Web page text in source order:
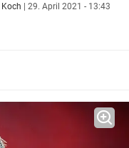
| 29. April 2021 - 13:43